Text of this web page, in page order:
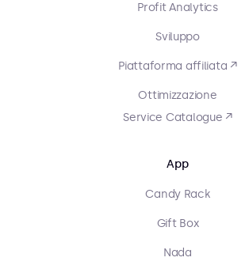
Profit Analytics
Sviluppo
Piattaforma affiliata ↗
Ottimizzazione
Service Catalogue ↗
App
Candy Rack
Gift Box
Nada